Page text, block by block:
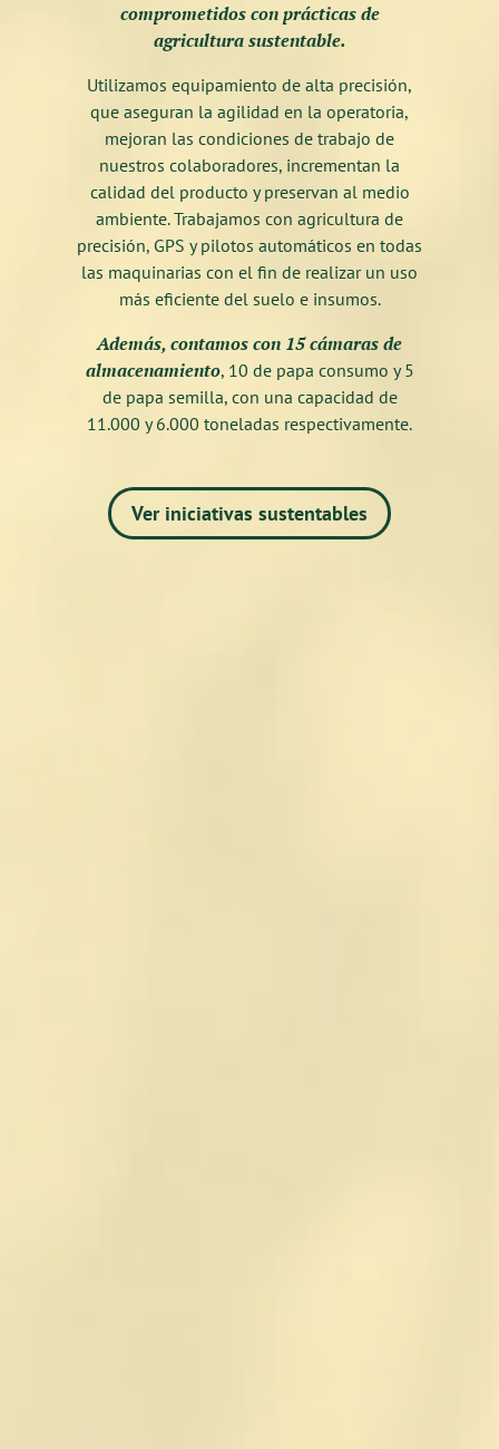
comprometidos con prácticas de
agricultura sustentable.
Utilizamos equipamiento de alta precisión,
que aseguran la agilidad en la operatoria,
mejoran las condiciones de trabajo de
nuestros colaboradores, incrementan la
calidad del producto y preservan al medio
ambiente. Trabajamos con agricultura de
precisión, GPS y pilotos automáticos en todas
las maquinarias con el fin de realizar un uso
más eficiente del suelo e insumos.
Además, contamos con 15 cámaras de
almacenamiento, 10 de papa consumo y 5
de papa semilla, con una capacidad de
11.000 y 6.000 toneladas respectivamente.
Ver iniciativas sustentables